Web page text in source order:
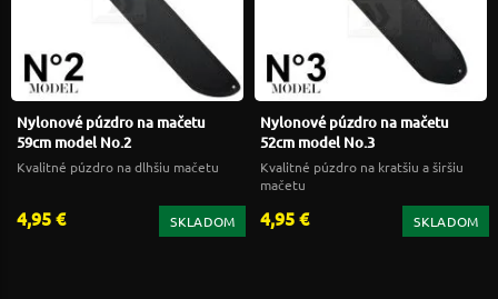
Nylonové púzdro na mačetu
59cm model No.2
Kvalitné púzdro na dlhšiu mačetu
4,95 € SKLADOM
Nylonové púzdro na mačetu
52cm model No.3
Kvalitné púzdro na kratšiu a širšiu
mačetu
4,95 € SKLADOM